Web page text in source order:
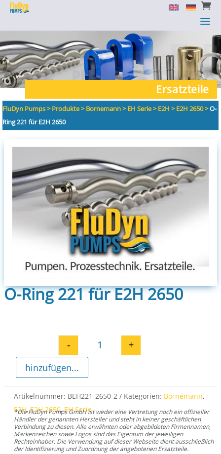

a

a
Ersatzteile
FluDyn Pumps>Produkte>Bornemann>EH Serie>E2H >E2H 2650>O-
Ring 221 für E2H 2650
O-Ring 221 für E2H 2650
O-Ring 221 für E2H 2650 Menge
- +
hinzufügen...
Artikelnummer: BEH221-2650-2 Kategorien: Bornemann,
E2H,E2H 2650,EH Serie
*Die FluDyn Pumps GmbH ist weder eine Vertretung noch ein offizieller
Händler der genannten Hersteller und steht in keiner geschäftlichen
Verbindung zu diesen. Alle erwähnten oder abgebildeten Firmennamen,
Markenzeichen sowie Logos sind das Eigentum der jeweiligen
Rechteinhaber. Die Verwendung auf dieser Webseite dient ausschließlich
der Identifizierung und Zuordnung der angebotenen Ersatzteile.